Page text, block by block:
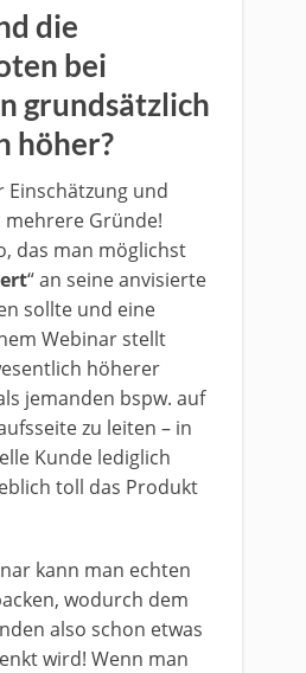
die
bei
grundsätzlich
höher?
Einschätzung und
Gründe!
das man möglichst
“ an seine anvisierte
sollte und eine
Webinar stellt
höherer
jemanden bspw. auf
zu leiten – in
Kunde lediglich
toll das Produkt
kann man echten
wodurch dem
also schon etwas
wird! Wenn man